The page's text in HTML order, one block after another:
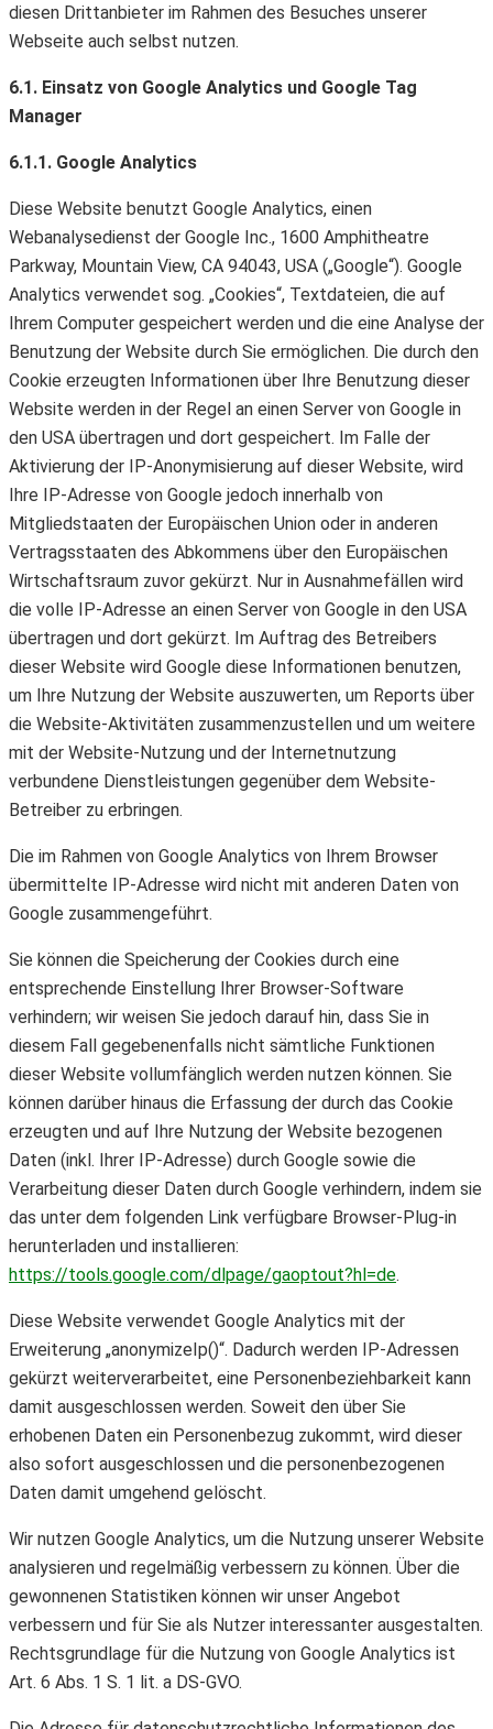
diesen Drittanbieter im Rahmen des Besuches unserer
Webseite auch selbst nutzen.
6.1. Einsatz von Google Analytics und Google Tag
Manager
6.1.1. Google Analytics
Diese Website benutzt Google Analytics, einen
Webanalysedienst der Google Inc., 1600 Amphitheatre
Parkway, Mountain View, CA 94043, USA („Google“). Google
Analytics verwendet sog. „Cookies“, Textdateien, die auf
Ihrem Computer gespeichert werden und die eine Analyse der
Benutzung der Website durch Sie ermöglichen. Die durch den
Cookie erzeugten Informationen über Ihre Benutzung dieser
Website werden in der Regel an einen Server von Google in
den USA übertragen und dort gespeichert. Im Falle der
Aktivierung der IP-Anonymisierung auf dieser Website, wird
Ihre IP-Adresse von Google jedoch innerhalb von
Mitgliedstaaten der Europäischen Union oder in anderen
Vertragsstaaten des Abkommens über den Europäischen
Wirtschaftsraum zuvor gekürzt. Nur in Ausnahmefällen wird
die volle IP-Adresse an einen Server von Google in den USA
übertragen und dort gekürzt. Im Auftrag des Betreibers
dieser Website wird Google diese Informationen benutzen,
um Ihre Nutzung der Website auszuwerten, um Reports über
die Website-Aktivitäten zusammenzustellen und um weitere
mit der Website-Nutzung und der Internetnutzung
verbundene Dienstleistungen gegenüber dem Website-
Betreiber zu erbringen.
Die im Rahmen von Google Analytics von Ihrem Browser
übermittelte IP-Adresse wird nicht mit anderen Daten von
Google zusammengeführt.
Sie können die Speicherung der Cookies durch eine
entsprechende Einstellung Ihrer Browser-Software
verhindern; wir weisen Sie jedoch darauf hin, dass Sie in
diesem Fall gegebenenfalls nicht sämtliche Funktionen
dieser Website vollumfänglich werden nutzen können. Sie
können darüber hinaus die Erfassung der durch das Cookie
erzeugten und auf Ihre Nutzung der Website bezogenen
Daten (inkl. Ihrer IP-Adresse) durch Google sowie die
Verarbeitung dieser Daten durch Google verhindern, indem sie
das unter dem folgenden Link verfügbare Browser-Plug-in
herunterladen und installieren:
https://tools.google.com/dlpage/gaoptout?hl=de.
Diese Website verwendet Google Analytics mit der
Erweiterung „anonymizeIp()“. Dadurch werden IP-Adressen
gekürzt weiterverarbeitet, eine Personenbeziehbarkeit kann
damit ausgeschlossen werden. Soweit den über Sie
erhobenen Daten ein Personenbezug zukommt, wird dieser
also sofort ausgeschlossen und die personenbezogenen
Daten damit umgehend gelöscht.
Wir nutzen Google Analytics, um die Nutzung unserer Website
analysieren und regelmäßig verbessern zu können. Über die
gewonnenen Statistiken können wir unser Angebot
verbessern und für Sie als Nutzer interessanter ausgestalten.
Rechtsgrundlage für die Nutzung von Google Analytics ist
Art. 6 Abs. 1 S. 1 lit. a DS-GVO.